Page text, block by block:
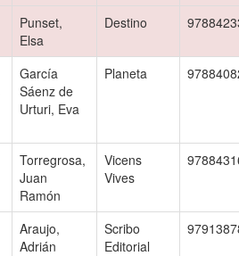
Punset,
Elsa
Destino
García
Sáenz de
Urturi, Eva
Planeta
Torregrosa,
Juan
Ramón
Vicens
Vives
Araujo,
Adrián
Scribo
Editorial